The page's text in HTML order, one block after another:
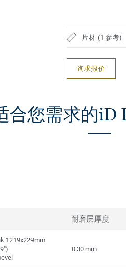
片材 (1 参考)
询求报价
合您需求的iD
耐磨层厚度
1219x229mm
0.30 mm